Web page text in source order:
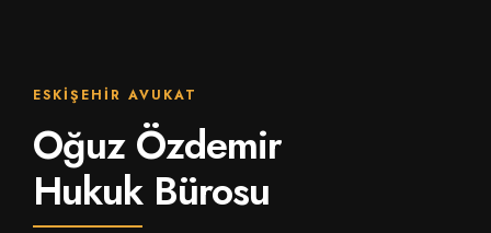
ESKIŞEHIR AVUKAT
Oğuz Özdemir
Hukuk Bürosu